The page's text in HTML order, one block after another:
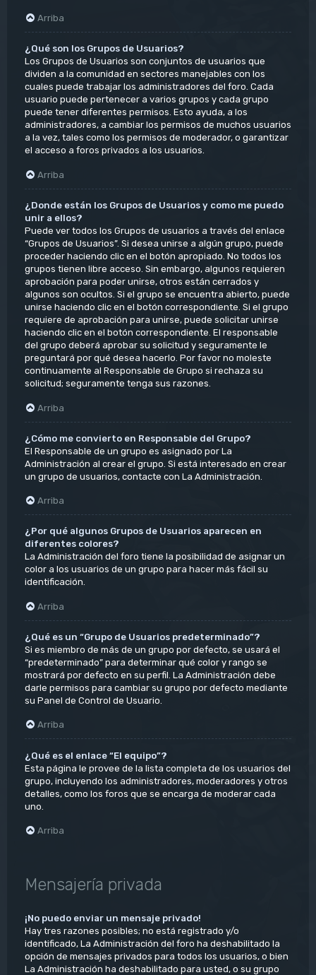
Arriba
¿Qué son los Grupos de Usuarios?
Los Grupos de Usuarios son conjuntos de usuarios que
dividen a la comunidad en sectores manejables con los
cuales puede trabajar los administradores del foro. Cada
usuario puede pertenecer a varios grupos y cada grupo
puede tener diferentes permisos. Esto ayuda, a los
administradores, a cambiar los permisos de muchos usuarios
a la vez, tales como los permisos de moderador, o garantizar
el acceso a foros privados a los usuarios.
Arriba
¿Donde están los Grupos de Usuarios y como me puedo
unir a ellos?
Puede ver todos los Grupos de usuarios a través del enlace
“Grupos de Usuarios”. Si desea unirse a algún grupo, puede
proceder haciendo clic en el botón apropiado. No todos los
grupos tienen libre acceso. Sin embargo, algunos requieren
aprobación para poder unirse, otros están cerrados y
algunos son ocultos. Si el grupo se encuentra abierto, puede
unirse haciendo clic en el botón correspondiente. Si el grupo
requiere de aprobación para unirse, puede solicitar unirse
haciendo clic en el botón correspondiente. El responsable
del grupo deberá aprobar su solicitud y seguramente le
preguntará por qué desea hacerlo. Por favor no moleste
continuamente al Responsable de Grupo si rechaza su
solicitud; seguramente tenga sus razones.
Arriba
¿Cómo me convierto en Responsable del Grupo?
El Responsable de un grupo es asignado por La
Administración al crear el grupo. Si está interesado en crear
un grupo de usuarios, contacte con La Administración.
Arriba
¿Por qué algunos Grupos de Usuarios aparecen en
diferentes colores?
La Administración del foro tiene la posibilidad de asignar un
color a los usuarios de un grupo para hacer más fácil su
identificación.
Arriba
¿Qué es un “Grupo de Usuarios predeterminado”?
Si es miembro de más de un grupo por defecto, se usará el
“predeterminado” para determinar qué color y rango se
mostrará por defecto en su perfil. La Administración debe
darle permisos para cambiar su grupo por defecto mediante
su Panel de Control de Usuario.
Arriba
¿Qué es el enlace “El equipo”?
Esta página le provee de la lista completa de los usuarios del
grupo, incluyendo los administradores, moderadores y otros
detalles, como los foros que se encarga de moderar cada
uno.
Arriba
Mensajería privada
¡No puedo enviar un mensaje privado!
Hay tres razones posibles; no está registrado y/o
identificado, La Administración del foro ha deshabilitado la
opción de mensajes privados para todos los usuarios, o bien
La Administración ha deshabilitado para usted, o su grupo